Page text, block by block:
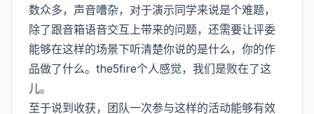
数众多，声音嘈杂，对于演示同学来说是个难题，
除了跟音箱语音交互上带来的问题，还需要让评委
能够在这样的场景下听清楚你说的是什么，你的作
品做了什么。the5fire个人感觉，我们是败在了这
儿。
至于说到收获，团队一次参与这样的活动能够有效